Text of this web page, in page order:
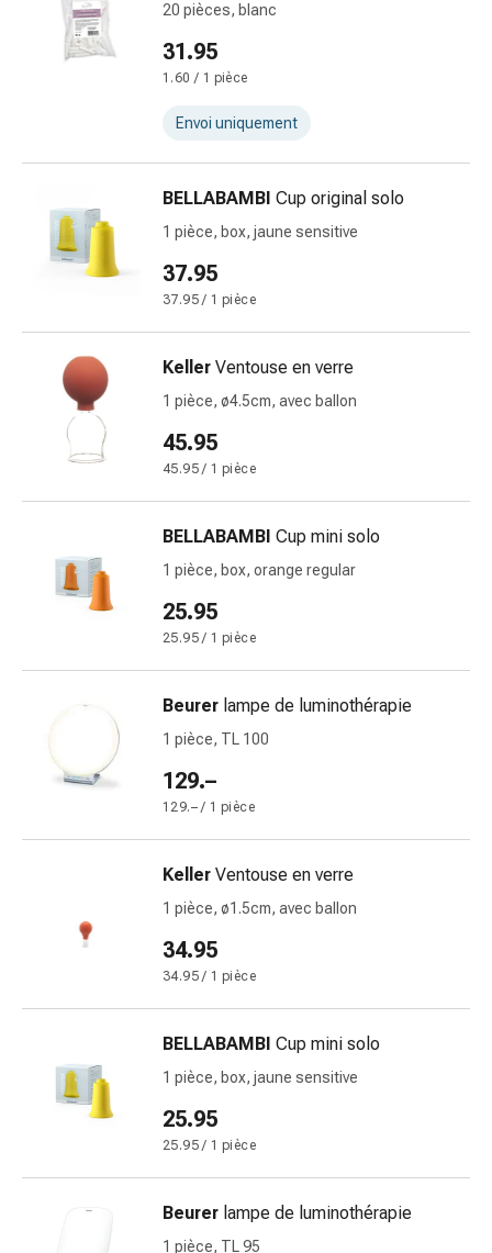
rechange
Pansements
plaies
Pansement
Sutures
cutanées
adhésives
tissulaire
Pommade
vésicante
et
oreilles
Hygiène
oreilles
Douleurs
auriculaires
Gouttes
pour
yeux
oculaire
Pansements
ophtalmiques
Hygiène
circulation
et
vaisseaux
sanguins
Cœur
Bas
20 pièces, blanc
31.95
1.60 / 1 pièce
Envoi uniquement
BELLABAMBI Cup original solo
1 pièce, box, jaune sensitive
37.95
37.95 / 1 pièce
Keller Ventouse en verre
1 pièce, ø4.5cm, avec ballon
45.95
45.95 / 1 pièce
BELLABAMBI Cup mini solo
1 pièce, box, orange regular
25.95
25.95 / 1 pièce
Beurer lampe de luminothérapie
1 pièce, TL 100
129.–
129.– / 1 pièce
Keller Ventouse en verre
1 pièce, ø1.5cm, avec ballon
34.95
34.95 / 1 pièce
BELLABAMBI Cup mini solo
1 pièce, box, jaune sensitive
25.95
25.95 / 1 pièce
Beurer lampe de luminothérapie
1 pièce, TL 95